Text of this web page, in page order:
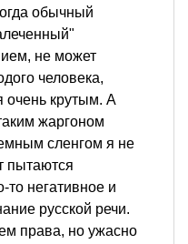
обычный
не может
человека,
очень крутым. А
жаргоном
сленгом я не
пытаются
то негативное и
русской речи.
права, но ужасно